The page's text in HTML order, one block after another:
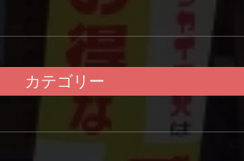
カテゴリー